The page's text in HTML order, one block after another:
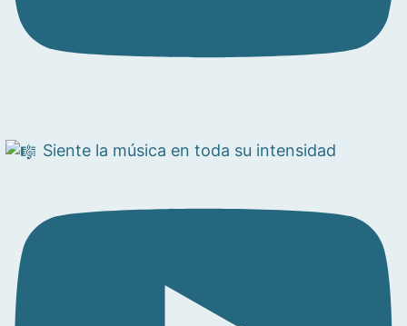
Siente la música en toda su intensidad